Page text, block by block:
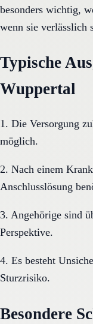
besonders wichtig,
wenn sie verlässlich
Typische
Wuppertal
1. Die Versorgung
möglich.
2. Nach einem
Anschlusslösung
3. Angehörige sind
Perspektive.
4. Es besteht
Sturzrisiko.
Besondere